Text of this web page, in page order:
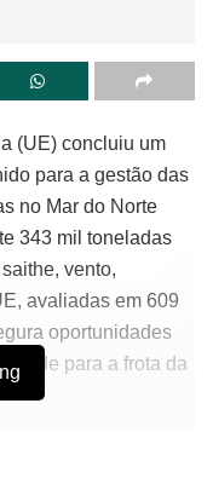
(UE) concluiu um
para a gestão das
no Mar do Norte
343 mil toneladas
vento,
avaliadas em 609
oportunidades
para a frota da